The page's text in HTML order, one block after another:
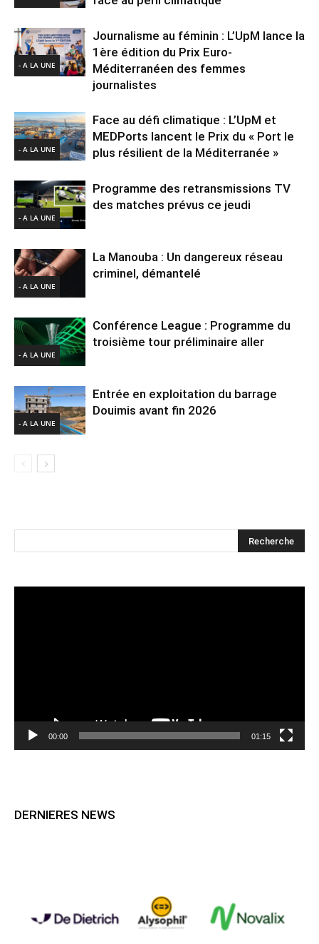
- A LA UNE
Journalisme au féminin : L’UpM lance la
1ère édition du Prix Euro-
Méditerranéen des femmes
journalistes
- A LA UNE
Face au défi climatique : L’UpM et
MEDPorts lancent le Prix du « Port le
plus résilient de la Méditerranée »
- A LA UNE
Programme des retransmissions TV
des matches prévus ce jeudi
- A LA UNE
La Manouba : Un dangereux réseau
criminel, démantelé
- A LA UNE
Conférence League : Programme du
troisième tour préliminaire aller
- A LA UNE
Entrée en exploitation du barrage
Douimis avant fin 2026
00:00 01:15
DERNIERES NEWS